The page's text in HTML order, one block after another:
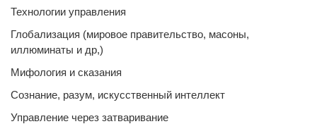
Технологии управления
Глобализация (мировое правительство, масоны,
иллюминаты и др,)
Мифология и сказания
Сознание, разум, искусственный интеллект
Управление через затваривание